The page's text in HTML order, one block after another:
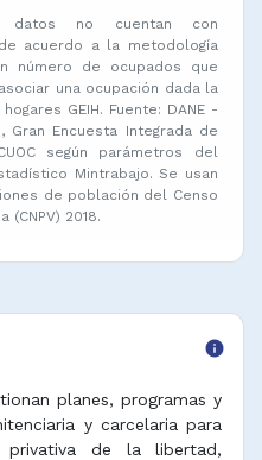
no cuentan con
acuerdo a la metodología
número de ocupados que
una ocupación dada la
GEIH. Fuente: DANE -
Gran Encuesta Integrada de
según parámetros del
Mintrabajo. Se usan
de población del Censo
(CNPV) 2018.
info
planes, programas y
y carcelaria para
de la libertad,